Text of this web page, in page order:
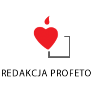
REDAKCJA PROFETO